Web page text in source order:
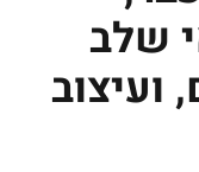
שלב
ועיצוב